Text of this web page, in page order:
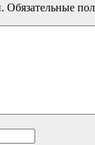
Обязательные